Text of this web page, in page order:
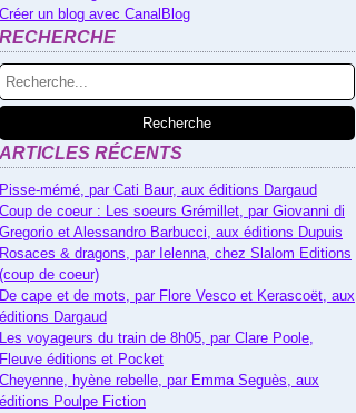
Créer un blog avec CanalBlog
RECHERCHE
ARTICLES RÉCENTS
Pisse-mémé, par Cati Baur, aux éditions Dargaud
Coup de coeur : Les soeurs Grémillet, par Giovanni di
Gregorio et Alessandro Barbucci, aux éditions Dupuis
Rosaces & dragons, par Ielenna, chez Slalom Editions
(coup de coeur)
De cape et de mots, par Flore Vesco et Kerascoët, aux
éditions Dargaud
Les voyageurs du train de 8h05, par Clare Poole,
Fleuve éditions et Pocket
Cheyenne, hyène rebelle, par Emma Seguès, aux
éditions Poulpe Fiction